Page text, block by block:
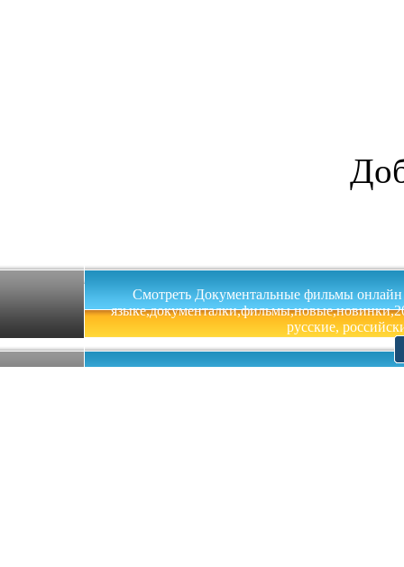
Смотреть Документальные фильмы онлайн
русские,